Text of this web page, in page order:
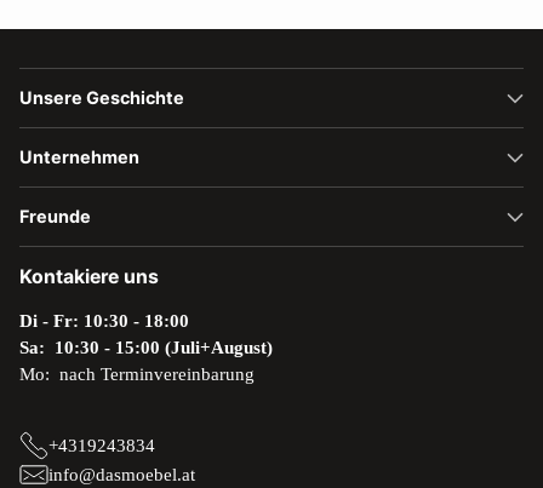
Unsere Geschichte
Unternehmen
Freunde
Kontakiere uns
Di - Fr: 10:30 - 18:00
Sa: 10:30 - 15:00 (Juli+August)
Mo: nach Terminvereinbarung
+4319243834
info@dasmoebel.at